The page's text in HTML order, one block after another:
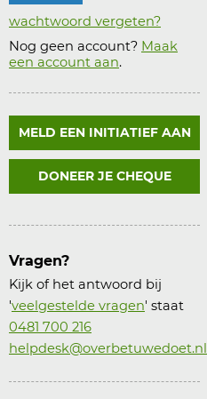
wachtwoord vergeten?
Nog geen account? Maak
een account aan.Account
MELD EEN INITIATIEF AAN
DONEER JE CHEQUE
Vragen?
Kijk of het antwoord bij
'veelgestelde vragen' staat
0481 700 216
helpdesk@overbetuwedoet.nl